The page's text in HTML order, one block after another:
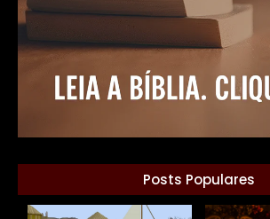
Posts Populares